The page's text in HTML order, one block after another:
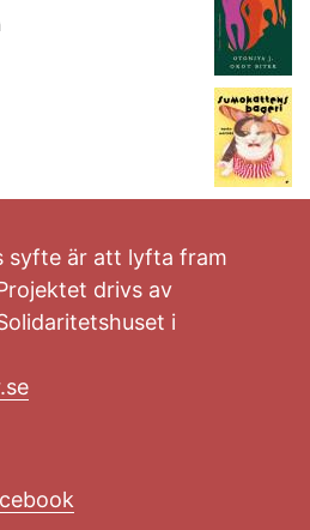
syfte är att lyfta fram
drivs av
i